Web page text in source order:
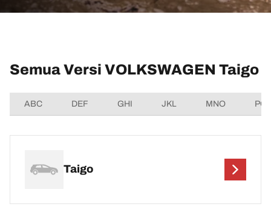
Semua Versi VOLKSWAGEN Taigo
ABC DEF GHI JKL MNO
Taigo